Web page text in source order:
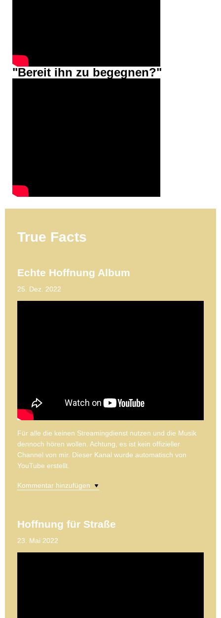
"Bereit ihn zu begegnen?"
True Facts
Echte Hoffnung Album
25. Dez. 2022
Für alle die keinen Streamingdienst nutzen und die Musik
dennoch hören wollen. Achtung, es ist kein offizieller
Channel von mir. Dieser Kanal wurde automatisch von
YouTube erstellt.
Kommentar hinzufügen
Hoffnung für Straße
23. Mai 2022